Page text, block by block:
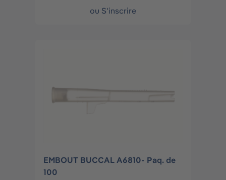
ou S'inscrire
EMBOUT BUCCAL A6810- Paq. de
100